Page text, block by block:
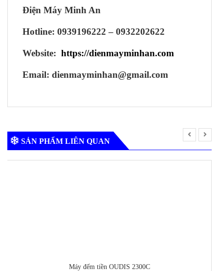
Điện Máy Minh An
Hotline: 0939196222 – 0932202622
Website: https://dienmayminhan.com
Email: dienmayminhan@gmail.com
SẢN PHẨM LIÊN QUAN
Máy đếm tiền OUDIS 2300C